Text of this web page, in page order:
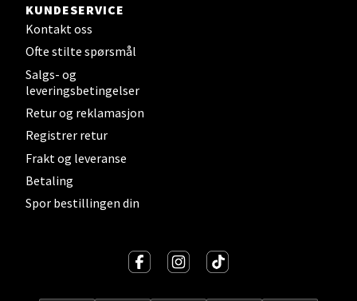
KUNDESERVICE
Kontakt oss
Ofte stilte spørsmål
Salgs- og
leveringsbetingelser
Retur og reklamasjon
Registrer retur
Frakt og leveranse
Betaling
Spor bestillingen din
Åpent i dag 10-19
0 i butikk
Steinkjer - Thon Senter Steinkjer
Sjøfartsgata 2, 7714 Steinkjer
Åpent i dag 10-20